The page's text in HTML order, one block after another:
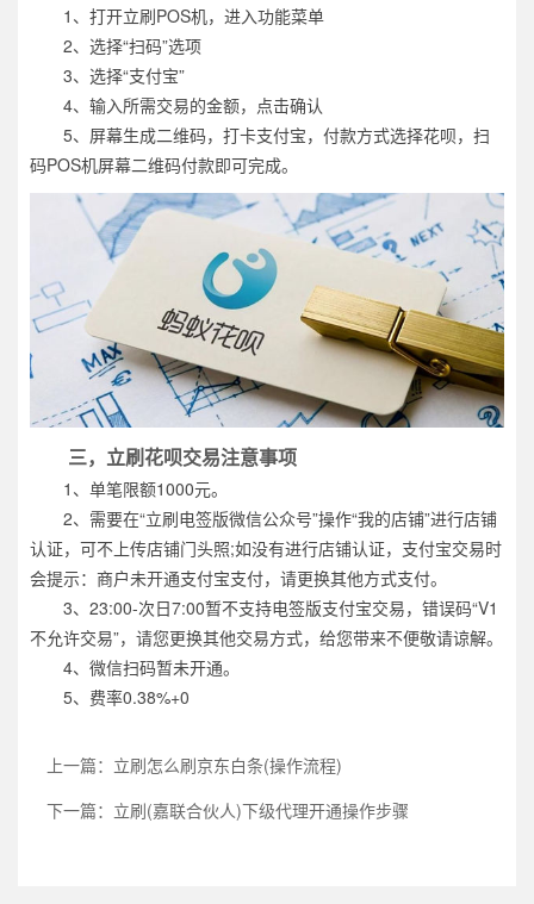
1、打开立刷POS机，进入功能菜单
2、选择“扫码”选项
3、选择“支付宝”
4、输入所需交易的金额，点击确认
5、屏幕生成二维码，打卡支付宝，付款方式选择花呗，扫
码POS机屏幕二维码付款即可完成。
三，立刷花呗交易注意事项
1、单笔限额1000元。
2、需要在“立刷电签版微信公众号”操作“我的店铺”进行店铺
认证，可不上传店铺门头照;如没有进行店铺认证，支付宝交易时
会提示：商户未开通支付宝支付，请更换其他方式支付。
3、23:00-次日7:00暂不支持电签版支付宝交易，错误码“V1
不允许交易”，请您更换其他交易方式，给您带来不便敬请谅解。
4、微信扫码暂未开通。
5、费率0.38%+0
上一篇：立刷怎么刷京东白条(操作流程)
下一篇：立刷(嘉联合伙人)下级代理开通操作步骤